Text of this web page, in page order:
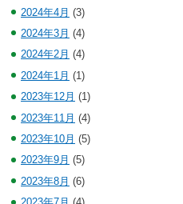
2024年4月 (3)
2024年3月 (4)
2024年2月 (4)
2024年1月 (1)
2023年12月 (1)
2023年11月 (4)
2023年10月 (5)
2023年9月 (5)
2023年8月 (6)